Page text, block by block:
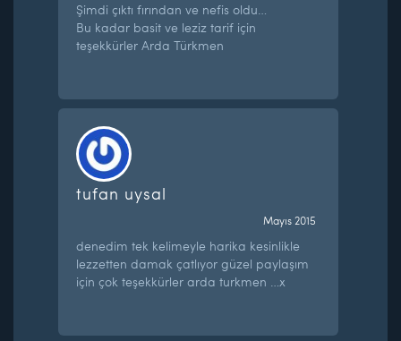
Şimdi çıktı fırından ve nefis oldu…
Bu kadar basit ve leziz tarif için
teşekkürler Arda Türkmen
tufan uysal
Mayıs 2015
denedim tek kelimeyle harika kesinlikle
lezzetten damak çatlıyor güzel paylaşım
için çok teşekkürler arda turkmen …x